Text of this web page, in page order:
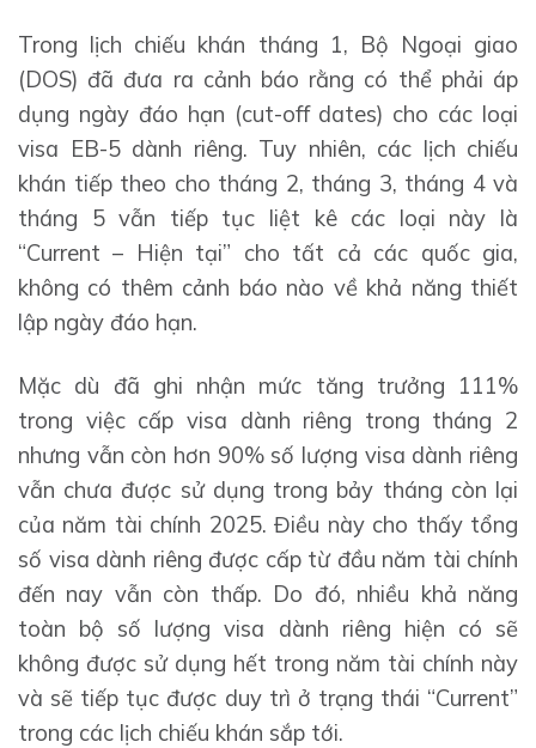
Trong lịch chiếu khán tháng 1, Bộ Ngoại giao
(DOS) đã đưa ra cảnh báo rằng có thể phải áp
dụng ngày đáo hạn (cut-off dates) cho các loại
visa EB-5 dành riêng. Tuy nhiên, các lịch chiếu
khán tiếp theo cho tháng 2, tháng 3, tháng 4 và
tháng 5 vẫn tiếp tục liệt kê các loại này là
“Current – Hiện tại” cho tất cả các quốc gia,
không có thêm cảnh báo nào về khả năng thiết
lập ngày đáo hạn.
Mặc dù đã ghi nhận mức tăng trưởng 111%
trong việc cấp visa dành riêng trong tháng 2
nhưng vẫn còn hơn 90% số lượng visa dành riêng
vẫn chưa được sử dụng trong bảy tháng còn lại
của năm tài chính 2025. Điều này cho thấy tổng
số visa dành riêng được cấp từ đầu năm tài chính
đến nay vẫn còn thấp. Do đó, nhiều khả năng
toàn bộ số lượng visa dành riêng hiện có sẽ
không được sử dụng hết trong năm tài chính này
và sẽ tiếp tục được duy trì ở trạng thái “Current”
trong các lịch chiếu khán sắp tới.